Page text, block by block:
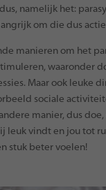
namelijk het:
om die dus
manieren om het
waaronder
Maar ook leuke
sociale
manier, dus doe,
leuk vindt en jou tot
stuk beter voelen!